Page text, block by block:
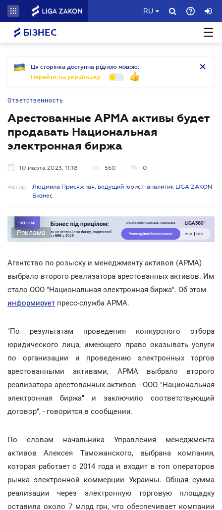
RU
БІЗНЕС
Ця сторінка доступна рідною мовою.
Перейти на українську
Ответственность
Арестованные АРМА активы будет
продавать Национальная
электронная биржа
10 марта 2023, 11:18 550 0
Автор:
Людмила Присяжная, ведущий юрист-аналитик LIGA ZAKON
Бизнес
Реклама
Агентство по розыску и менеджменту активов (АРМА)
выбрало второго реализатора арестованных активов. Им
стало ООО "Национальная электронная биржа". Об этом
информирует пресс-служба АРМА.
"По результатам проведения конкурсного отбора
юридического лица, имеющего право оказывать услуги
по организации и проведению электронных торгов
арестованными активами, АРМА выбрало второго
реализатора арестованных активов - ООО "Национальная
электронная биржа" и заключило соответствующий
договор", - говорится в сообщении.
По словам начальника Управления менеджмента
активов Алексея Таможанского, выбрана компания,
которая работает с 2014 года и входит в топ операторов
рынка электронной коммерции Украины. Общая сумма
реализации через электронную торговую площадку
оставила около 7 млрд грн, что обеспечивает компании